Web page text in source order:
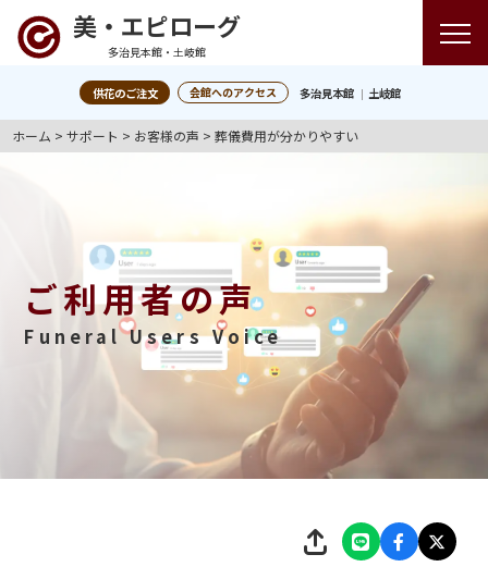
美・エピローグ
多治見本館・土岐館
供花のご注文 会館へのアクセス 多治見本館 土岐館
ホーム >サポート > お客様の声 >葬儀費用が分かりやすい
ご利用者の声
Funeral Users Voice